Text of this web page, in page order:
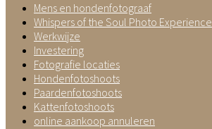
Mens en hondenfotograaf
Whispers of the Soul Photo Experience
Werkwijze
Investering
Fotografie locaties
Hondenfotoshoots
Paardenfotoshoots
Kattenfotoshoots
online aankoop annuleren